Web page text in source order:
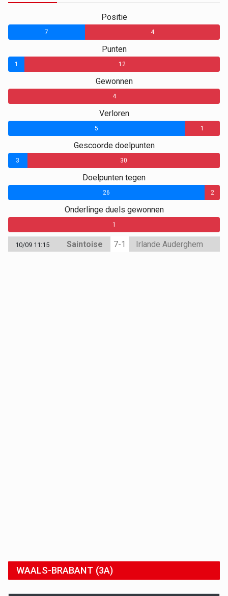
Positie
7 4
Punten
1 12
Gewonnen
4
Verloren
5 1
Gescoorde doelpunten
3 30
Doelpunten tegen
26 2
Onderlinge duels gewonnen
1
10/09 11:15 Saintoise 7-1 Irlande Auderghem
WAALS-BRABANT (3A)